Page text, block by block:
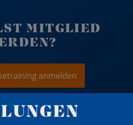
MITGLIED
anmelden